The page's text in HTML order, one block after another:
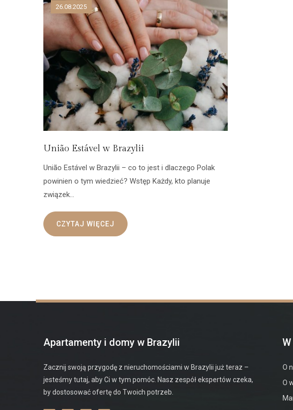
26.08.2025
União Estável w Brazylii
União Estável w Brazylii – co to jest i dlaczego Polak
powinien o tym wiedzieć? Wstęp Każdy, kto planuje
związek…
CZYTAJ WIĘCEJ
Apartamenty i domy w Brazylii
Zacznij swoją przygodę z nieruchomościami w Brazylii już teraz –
jesteśmy tutaj, aby Ci w tym pomóc. Nasz zespół ekspertów czeka,
by dostosować ofertę do Twoich potrzeb.
O
O